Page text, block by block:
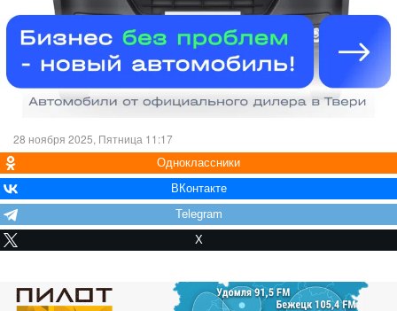
28 ноября 2025, Пятница 11:17
Одноклассники
ВКонтакте
Telegram
X